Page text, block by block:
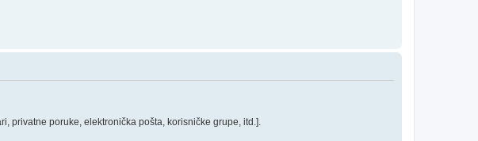
privatne poruke, elektronička pošta, korisničke grupe, itd.].